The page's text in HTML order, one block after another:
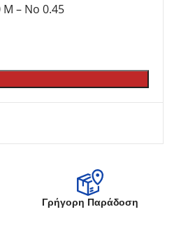
M – No 0.45
Γρήγορη Παράδοση